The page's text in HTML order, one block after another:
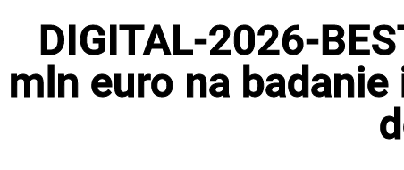
DIGITAL-2026-
mln euro na